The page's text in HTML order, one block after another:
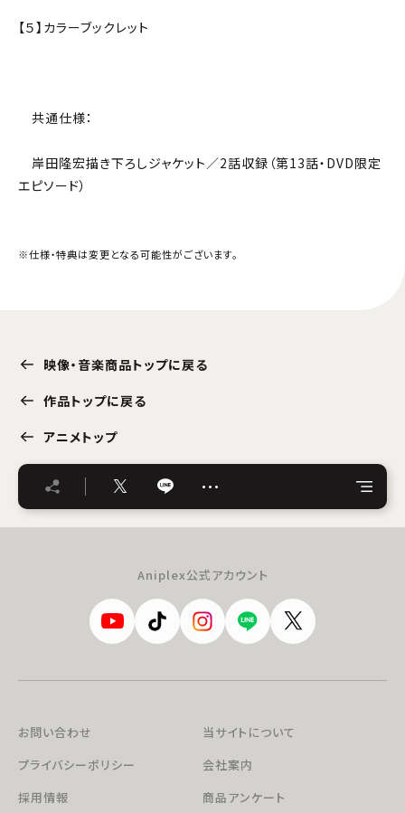
【５】カラーブックレット
共通仕様：
岸田隆宏描き下ろしジャケット／2話収録（第13話・DVD限定
エピソード）
※仕様・特典は変更となる可能性がございます。
映像・音楽商品トップに戻る
作品トップに戻る
アニメトップ
…
Aniplex公式アカウント
お問い合わせ
当サイトについて
プライバシーポリシー
会社案内
採用情報
商品アンケート